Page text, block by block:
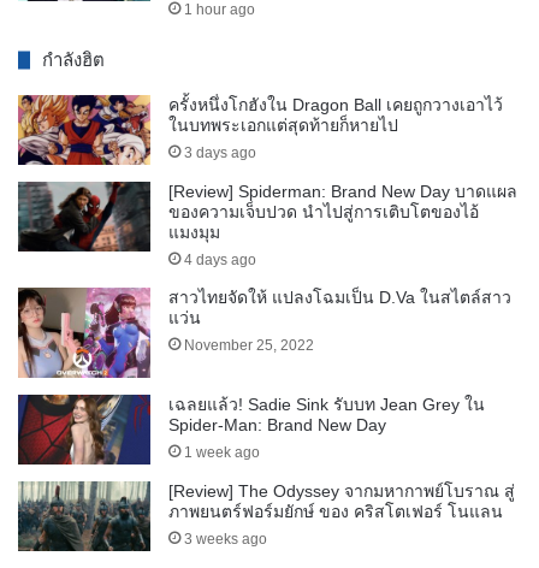
1 hour ago
กำลังฮิต
ครั้งหนึ่งโกฮังใน Dragon Ball เคยถูกวางเอาไว้
ในบทพระเอกแต่สุดท้ายก็หายไป
3 days ago
[Review] Spiderman: Brand New Day บาดแผล
ของความเจ็บปวด นำไปสู่การเติบโตของไอ้
แมงมุม
4 days ago
สาวไทยจัดให้ แปลงโฉมเป็น D.Va ในสไตล์สาว
แว่น
November 25, 2022
เฉลยแล้ว! Sadie Sink รับบท Jean Grey ใน
Spider-Man: Brand New Day
1 week ago
[Review] The Odyssey จากมหากาพย์โบราณ สู่
ภาพยนตร์ฟอร์มยักษ์ ของ คริสโตเฟอร์ โนแลน
3 weeks ago